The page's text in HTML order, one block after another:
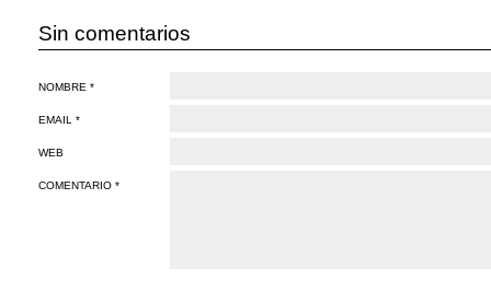
Sin comentarios
NOMBRE *
EMAIL *
WEB
COMENTARIO *